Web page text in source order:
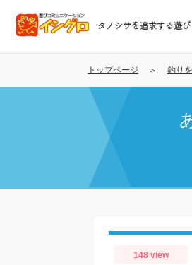
コ
テ
タノシサを追求する遊
トップページ 釣り
148 view